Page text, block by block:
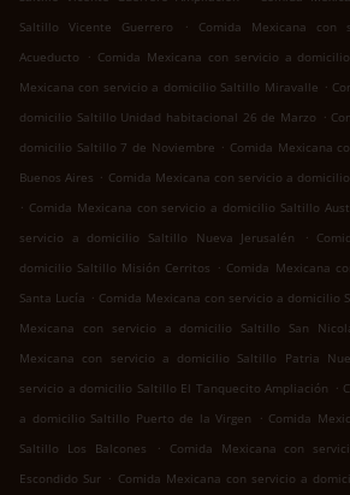
Saltillo Vicente Guerrero
.
Comida Mexicana
Acueducto
. Comida Mexicana con servicio a
Mexicana con servicio a domicilio Saltillo Miravalle .
domicilio Saltillo Unidad habitacional 26 de Marzo .
domicilio Saltillo 7 de Noviembre . Comida Mexicana
Buenos Aires . Comida Mexicana con servicio a
. Comida Mexicana con servicio a domicilio Saltillo
servicio a domicilio Saltillo Nueva Jerusalén
.
domicilio Saltillo Misión Cerritos . Comida Mexicana
Santa Lucía . Comida Mexicana con servicio a domicilio
Mexicana con servicio a domicilio Saltillo San
Mexicana con servicio a domicilio Saltillo Patria
servicio a domicilio Saltillo El Tanquecito Ampliación .
a domicilio Saltillo Puerto de la Virgen
. Comida
Saltillo Los Balcones
.
Comida Mexicana con
Escondido Sur . Comida Mexicana con servicio a